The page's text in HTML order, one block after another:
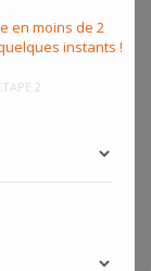
en moins de 2
instants !
2